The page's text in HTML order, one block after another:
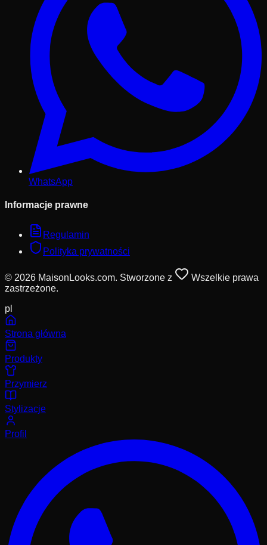
WhatsApp
Informacje prawne
Regulamin
Polityka prywatności
© 2026 MaisonLooks.com. Stworzone z
Wszelkie prawa
zastrzeżone.
pl
Strona główna
Produkty
Przymierz
Stylizacje
Profil